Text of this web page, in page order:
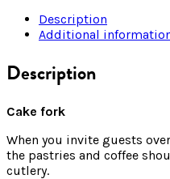
Description
Additional
Description
Cake fork
When you invite guests
the pastries and coffee
cutlery.